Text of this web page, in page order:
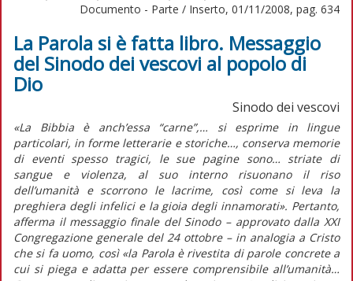
Documento - Parte / Inserto, 01/11/2008, pag. 634
La Parola si è fatta libro. Messaggio
del Sinodo dei vescovi al popolo di
Dio
Sinodo dei vescovi
«La Bibbia è anch’essa “carne”,… si esprime in lingue
particolari, in forme letterarie e storiche…, conserva memorie
di eventi spesso tragici, le sue pagine sono… striate di
sangue e violenza, al suo interno risuonano il riso
dell’umanità e scorrono le lacrime, così come si leva la
preghiera degli infelici e la gioia degli innamorati». Pertanto,
afferma il messaggio finale del Sinodo – approvato dalla XXI
Congregazione generale del 24 ottobre – in analogia a Cristo
che si fa uomo, così «la Parola è rivestita di parole concrete a
cui si piega e adatta per essere comprensibile all’umanità…